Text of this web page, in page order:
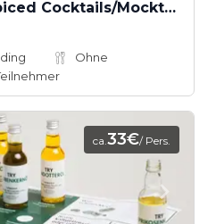
Virtual Spiced Cocktails/Mocktails/ Warm Drinks or Smoothies with Dancing Chef
Ohne
ca.33€/ Pers.